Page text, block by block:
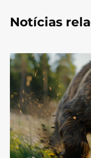
Notícias